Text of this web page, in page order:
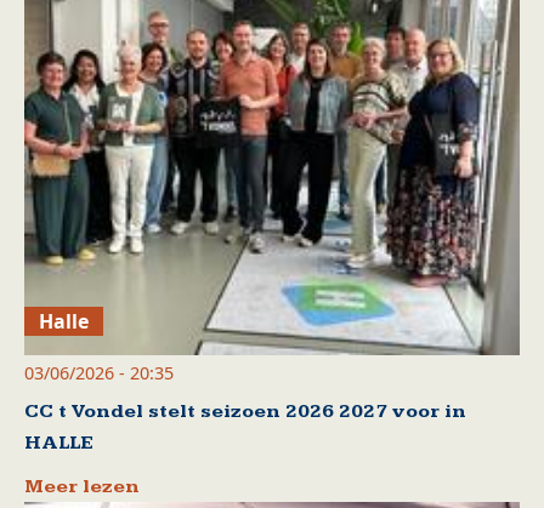
Halle
03/06/2026 - 20:35
CC t Vondel stelt seizoen 2026 2027 voor in
HALLE
Meer lezen